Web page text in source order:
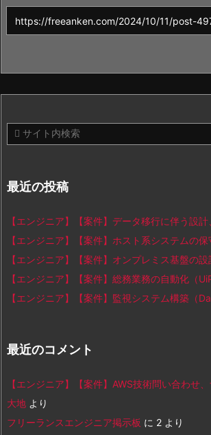
最近の投稿
【エンジニア】【案件】データ移行に伴う設
【エンジニア】【案件】ホスト系システムの保
【エンジニア】【案件】オンプレミス基盤の設
【エンジニア】【案件】総務業務の自動化（
【エンジニア】【案件】監視システム構築（
最近のコメント
【エンジニア】【案件】AWS技術問い合わせ
大地 より
フリーランスエンジニア掲示板 に 2 より